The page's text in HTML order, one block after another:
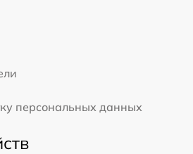
персональных данных